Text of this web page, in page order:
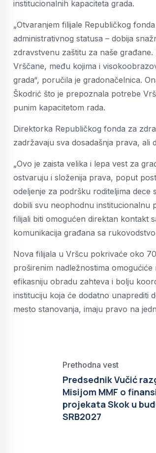
institucionalnih kapaciteta grada.
„Otvaranjem filijale Republičkog
administrativnog statusa – dobija
zdravstvenu zaštitu za naše
Vrščane, među kojima i
grada“, poručila je gradonačelnica.
Škodrić što je prepoznala potrebe
punim kapacitetom rada.
Direktorka Republičkog fonda za
zadržavaju sva dosadašnja prava,
„Ovo je zaista velika i lepa vest za
ostvaruju i složenija prava, poput
odeljenje za podršku roditeljima dece
dobili svu neophodnu institucionalnu
filijali biti omogućen direktan kontakt
komunikacija građana sa
Nova filijala u Vršcu pokrivaće oko
proširenim nadležnostima
efikasniju obradu zahteva i bolju
instituciju koja će dodatno unaprediti
mesto stanovanja, imaju pravo na
Prethodna vest
Predsednik Vučić
Misijom MMF o
projekata Skok u
SRB2027